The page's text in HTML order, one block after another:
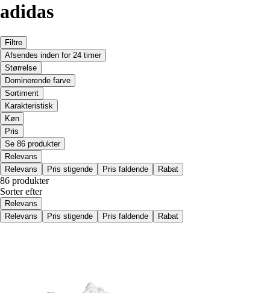
adidas
Filtre
Afsendes inden for 24 timer
Størrelse
Dominerende farve
Sortiment
Karakteristisk
Køn
Pris
Se 86 produkter
Relevans
Relevans
Pris stigende Pris faldende Rabat
86 produkter
Sorter efter
Relevans
Relevans
Pris stigende Pris faldende Rabat